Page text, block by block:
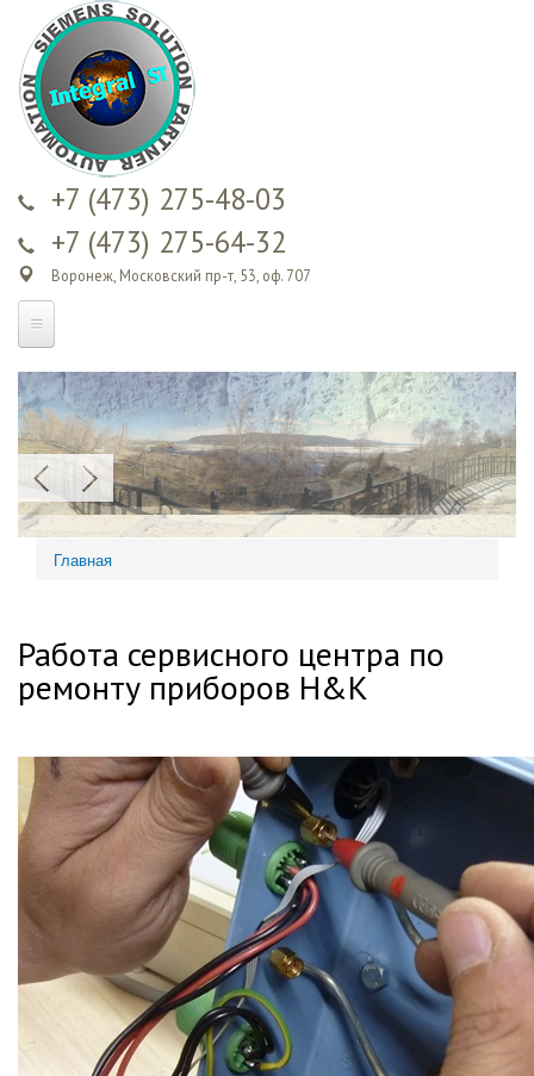
содержанию
+7 (473) 275-48-03
+7 (473) 275-64-32
Воронеж, Московский пр-т, 53, оф. 707
Вы здесь
Главная
Работа сервисного центра по
ремонту приборов H&K